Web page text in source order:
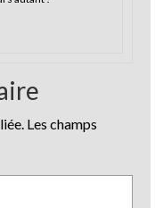
Les champs